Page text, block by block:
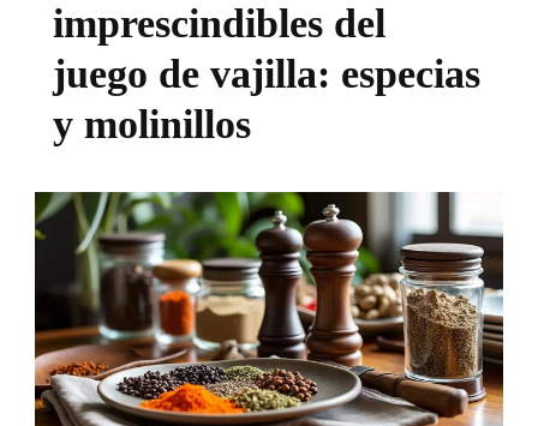
imprescindibles del
juego de vajilla: especias
y molinillos